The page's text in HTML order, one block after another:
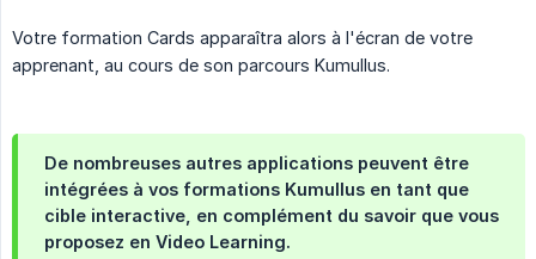
Votre formation Cards apparaîtra alors à l'écran de votre
apprenant, au cours de son parcours Kumullus.
De nombreuses autres applications peuvent être
intégrées à vos formations Kumullus en tant que
cible interactive, en complément du savoir que vous
proposez en Video Learning.